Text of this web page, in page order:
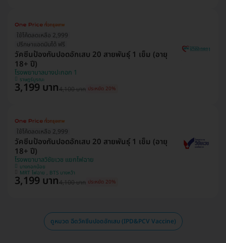
ใช้โค้ดลดเหลือ 2,999
ปรึกษาแอดมินได้ ฟรี
วัคซีนป้องกันปอดอักเสบ 20 สายพันธุ์ 1 เข็ม (อายุ
18+ ปี)
โรงพยาบาลบางปะกอก 1
ราษฎร์บูรณะ
3,199 บาท4,100 บาท ประหยัด 20%
ใช้โค้ดลดเหลือ 2,999
วัคซีนป้องกันปอดอักเสบ 20 สายพันธุ์ 1 เข็ม (อายุ
18+ ปี)
โรงพยาบาลวิชัยเวช แยกไฟฉาย
บางกอกน้อย
MRT ไฟฉาย , BTS บางหว้า
3,199 บาท4,100 บาท ประหยัด 20%
ดูหมวด ฉีดวัคซีนปอดอักเสบ (IPD&PCV Vaccine)